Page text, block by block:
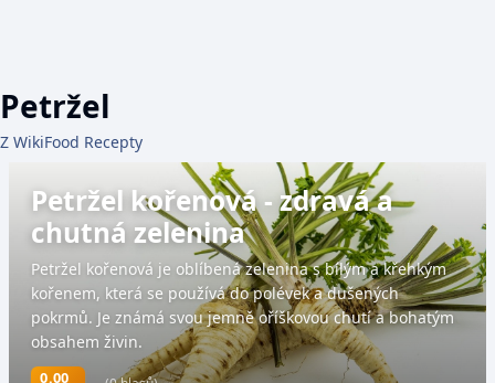
Petržel
Z WikiFood Recepty
Petržel kořenová - zdravá a
chutná zelenina
Petržel kořenová je oblíbená zelenina s bílým a křehkým
kořenem, která se používá do polévek a dušených
pokrmů. Je známá svou jemně oříškovou chutí a bohatým
obsahem živin.
0.00